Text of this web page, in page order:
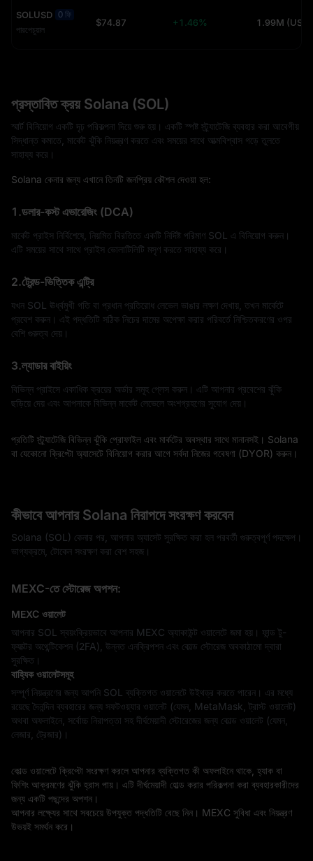
SOLUSD 0 ফি
পারপেচুয়াল
$74.87 +1.46% 1.99M
প্রস্তাবিত ক্রয় Solana (SOL)
স্মার্ট বিনিয়োগ একটি দৃঢ় পরিকল্পনা দিয়ে শুরু হয়। একটি স্পষ্ট স্ট্র্যাটেজি ব্যবহার করা আবেগীয়
সিদ্ধান্ত কমাতে, মার্কেট ঝুঁকি নিয়ন্ত্রণ করতে এবং সময়ের সাথে আত্মবিশ্বাস গড়ে তুলতে
সাহায্য করে।
Solana কেনার জন্য এখানে তিনটি জনপ্রিয় কৌশল দেওয়া হল:
1.ডলার-কস্ট এভারেজিং (DCA)
মার্কেট প্রাইস নির্বিশেষে, নিয়মিত বিরতিতে একটি নির্দিষ্ট পরিমাণ SOL এ বিনিয়োগ করুন।
এটি সময়ের সাথে সাথে প্রাইস ভোলাটিলিটি মসৃণ করতে সাহায্য করে।
2.ট্রেন্ড-ভিত্তিক এন্ট্রি
যখন SOL ঊর্ধ্বমুখী গতি বা প্রধান প্রতিরোধ লেভেল ভাঙার লক্ষণ দেখায়, তখন মার্কেটে
প্রবেশ করুন। এই পদ্ধতিটি সঠিক নিচের দামের অপেক্ষা করার পরিবর্তে নিশ্চিতকরণের ওপর
বেশি গুরুত্ব দেয়।
3.ল্যাডার বাইয়িং
বিভিন্ন প্রাইসে একাধিক ক্রয়ের অর্ডার সমূহ প্লেস করুন। এটি আপনার প্রবেশের ঝুঁকি
ছড়িয়ে দেয় এবং আপনাকে বিভিন্ন মার্কেট লেভেলে অংশগ্রহণের সুযোগ দেয়।
প্রতিটি স্ট্র্যাটেজি বিভিন্ন ঝুঁকি প্রোফাইল এবং মার্কটের অবস্থার সাথে মানানসই। Solana
বা যেকোনো ক্রিপ্টো অ্যাসেটে বিনিয়োগ করার আগে সর্বদা নিজের গবেষণা (DYOR) করুন।
কীভাবে আপনার Solana নিরাপদে সংরক্ষণ করবেন
Solana (SOL) কেনার পর, আপনার অ্যাসেট সুরক্ষিত করা হল পরবর্তী গুরুত্বপূর্ণ পদক্ষেপ।
ভাগ্যক্রমে, টোকেন সংরক্ষণ করা বেশ সহজ।
MEXC-তে স্টোরেজ অপশন:
MEXC ওয়ালেট
আপনার SOL স্বয়ংক্রিয়ভাবে আপনার MEXC অ্যাকাউন্ট ওয়ালেটে জমা হয়। ফান্ড টু-
ফ্যাক্টর অথেন্টিকেশন (2FA), উন্নত এনক্রিপশন এবং কোল্ড স্টোরেজ অবকাঠামো দ্বারা
সুরক্ষিত।
বাহ্যিক ওয়ালেটসমূহ
সম্পূর্ণ নিয়ন্ত্রণের জন্য আপনি SOL ব্যক্তিগত ওয়ালেটে উইথড্র করতে পারেন। এর মধ্যে
রয়েছে দৈনন্দিন ব্যবহারের জন্য সফটওয়্যার ওয়ালেট (যেমন, MetaMask, ট্রাস্ট ওয়ালেট)
অথবা অফলাইনে, সর্বোচ্চ নিরাপত্তা সহ দীর্ঘমেয়াদী স্টোরেজের জন্য কোল্ড ওয়ালেট (যেমন,
লেজার, ট্রেজার)।
কোল্ড ওয়ালেটে ক্রিপ্টো সংরক্ষণ করলে আপনার ব্যক্তিগত কী অফলাইনে থাকে, হ্যাক বা
ফিশিং আক্রমণের ঝুঁকি হ্রাস পায়। এটি দীর্ঘমেয়াদী হোল্ড করার পরিকল্পনা করা ব্যবহারকারীদের
জন্য একটি পছন্দের অপশন।
আপনার লক্ষ্যের সাথে সবচেয়ে উপযুক্ত পদ্ধতিটি বেছে নিন। MEXC সুবিধা এবং নিয়ন্ত্রণ
উভয়ই সমর্থন করে।